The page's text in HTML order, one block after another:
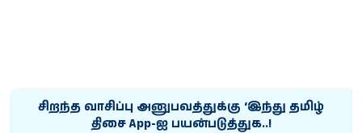
சிறந்த வாசிப்பு அனுபவத்துக்கு ‘இந்து தமிழ்
திசை App-ஐ பயன்படுத்துக..!